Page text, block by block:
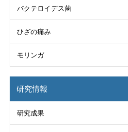
バクテロイデス菌
ひざの痛み
モリンガ
研究情報
研究成果